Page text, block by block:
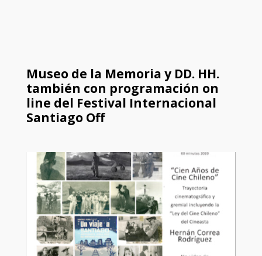
Museo de la Memoria y DD. HH.
también con programación on
line del Festival Internacional
Santiago Off